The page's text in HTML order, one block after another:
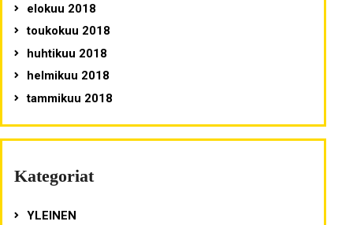
elokuu 2018
toukokuu 2018
huhtikuu 2018
helmikuu 2018
tammikuu 2018
Kategoriat
YLEINEN